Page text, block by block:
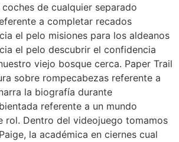
de cualquier separado
a completar recados
el pelo misiones para los aldeanos
el pelo descubrir el confidencia
viejo bosque cerca. Paper Trail
sobre rompecabezas referente a
la biografía durante
referente a un mundo
rol. Dentro del videojuego tomamos
la académica en ciernes cual